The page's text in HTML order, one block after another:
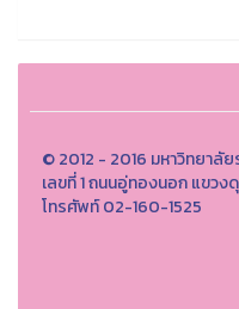
© 2012 - 2016 มหาวิทยาลั
เลขที่ 1 ถนนอู่ทองนอก แขว
โทรศัพท์ 02-160-1525